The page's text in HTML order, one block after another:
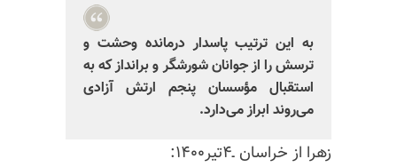
به این ترتیب پاسدار درمانده وحشت و
ترسش را از جوانان شورشگر و برانداز که به
استقبال مؤسسان پنجم ارتش آزادی
می‌روند ابراز می‌دارد.
زهرا از خراسان ـ‌۴تیر۱۴۰۰: